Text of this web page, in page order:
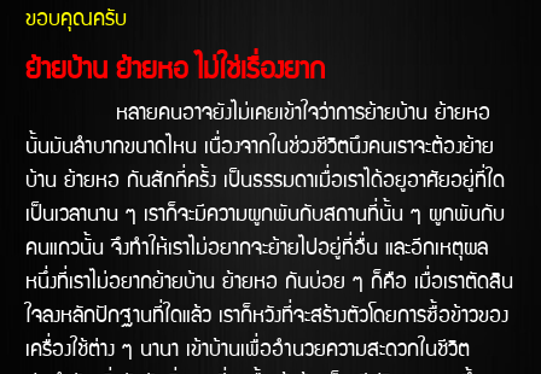
ขอบคุณครับ
ย้ายบ้าน ย้ายหอ ไม่ใช่เรื่องยาก
หลายคนอาจยังไม่เคยเข้าใจว่าการย้ายบ้าน ย้ายหอ
นั้นมันลำบากขนาดไหน เนื่องจากในช่วงชีวิตนึงคนเราจะต้องย้าย
บ้าน ย้ายหอ กันสักกี่ครั้ง เป็นธรรมดาเมื่อเราได้อยูอาศัยอยู่ที่ใด
เป็นเวลานาน ๆ เราก็จะมีความผูกพันกับสถานที่นั้น ๆ ผูกพันกับ
คนแถวนั้น จึงทำให้เราไม่อยากจะย้ายไปอยู่ที่อื่น และอีกเหตุผล
หนึ่งที่เราไม่อยากย้ายบ้าน ย้ายหอ กันบ่อย ๆ ก็คือ เมื่อเราตัดสิน
ใจลงหลักปักฐานที่ใดแล้ว เราก็หวังที่จะสร้างตัวโดยการซื้อข้าวของ
เครื่องใช้ต่าง ๆ นานา เข้าบ้านเพื่ออำนวยความสะดวกในชีวิต